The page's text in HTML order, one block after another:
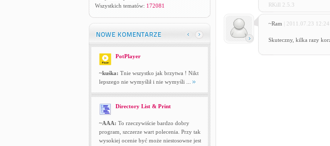
Wszystkich tematów: 172081
PotPlayer
~kuśka: Tnie wszystko jak brzytwa ! Nikt
lepszego nie wymyślił i nie wymyśli ...
Directory List & Print
~AAA: To rzeczywiście bardzo dobry
program, szczerze wart polecenia. Przy tak
wysokiej ocenie być może niestosowne jest
RKill 2.5.3
~Ram | 2011.07.23 12:24
Skuteczny, kilka razy